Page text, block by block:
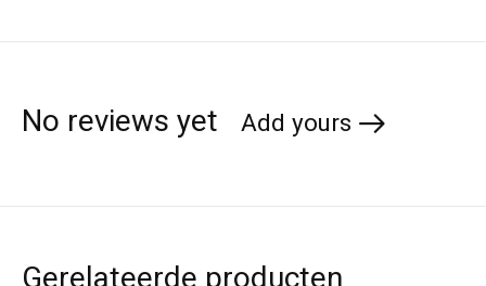
No reviews yet Add yours